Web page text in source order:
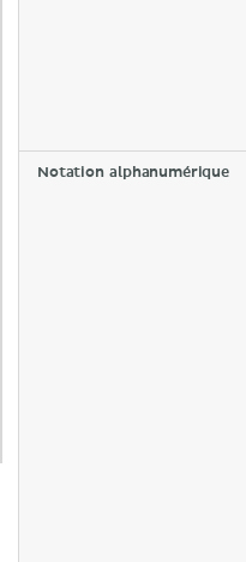
Notation alphanumérique